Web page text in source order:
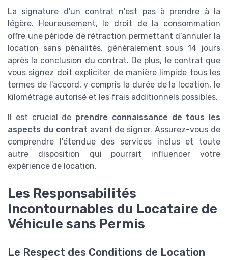
La signature d'un contrat n'est pas à prendre à la
légère. Heureusement, le droit de la consommation
offre une période de rétraction permettant d’annuler la
location sans pénalités, généralement sous 14 jours
après la conclusion du contrat. De plus, le contrat que
vous signez doit expliciter de manière limpide tous les
termes de l'accord, y compris la durée de la location, le
kilométrage autorisé et les frais additionnels possibles.
Il est crucial de prendre connaissance de tous les
aspects du contrat avant de signer. Assurez-vous de
comprendre l'étendue des services inclus et toute
autre disposition qui pourrait influencer votre
expérience de location.
Les Responsabilités
Incontournables du Locataire de
Véhicule sans Permis
Le Respect des Conditions de Location